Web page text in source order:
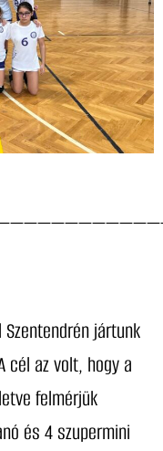
jártunk
cél az volt, hogy a
felmérjük
és 4 szupermini